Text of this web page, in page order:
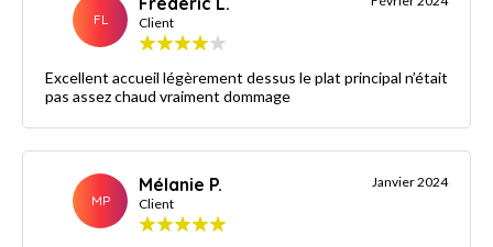
FL Client
Excellent accueil légèrement dessus le plat principal n’était
pas assez chaud vraiment dommage
MP
Mélanie P.
Client
Janvier 2024